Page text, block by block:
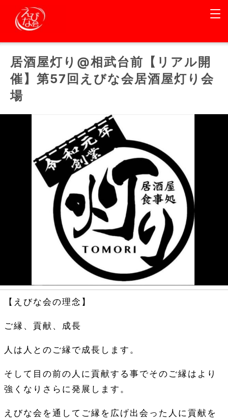
居酒屋灯り@相武台前【リアル開
催】第57回えびな会居酒屋灯り会
場
【えびな会の理念】
ご縁、貢献、成長
人は人とのご縁で成長します。
そして目の前の人に貢献する事でそのご縁はより
強くなりさらに発展します。
えびな会を通してご縁を広げ出会った人に貢献を